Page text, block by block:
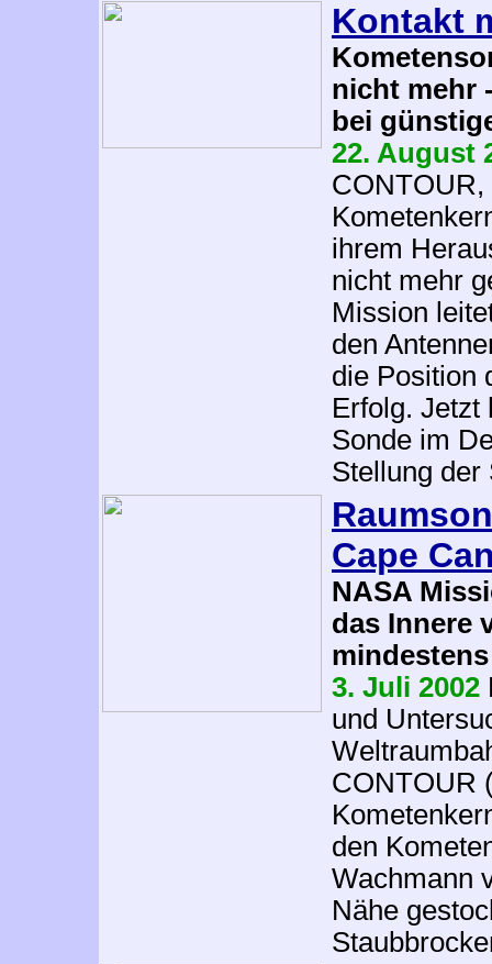
Kontakt
nicht mehr
bei
22. August
CONTOUR,
ihrem
nicht mehr
Mission
den
die Position
Erfolg. Jetzt
Sonde im
Stellung der
Cape
NASA
das Innere
3. Juli 2002
und
CONTOUR
den
Wachmann
Nähe